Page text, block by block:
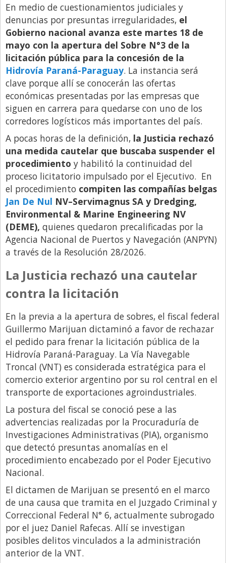
Libro de Quejas
Medios
Millonarios
Minuto Lanzamiento
Negocios
Opinion
País
Política
Publicidad y Marketing
Real Estate y Propiedades
Responsabilidad Social
Salidas
Santa Fe
Show Business
Tecnología
Tendencias
Viajes
En medio de cuestionamientos judiciales y
denuncias por presuntas irregularidades, el
Gobierno nacional avanza este martes 18 de
mayo con la apertura del Sobre N°3 de la
licitación pública para la concesión de la
Hidrovía Paraná-Paraguay. La instancia será
clave porque allí se conocerán las ofertas
económicas presentadas por las empresas que
siguen en carrera para quedarse con uno de los
corredores logísticos más importantes del país.
A pocas horas de la definición, la Justicia rechazó
una medida cautelar que buscaba suspender el
procedimiento y habilitó la continuidad del
proceso licitatorio impulsado por el Ejecutivo. En
el procedimiento compiten las compañías belgas
Jan De Nul NV–Servimagnus SA y Dredging,
Environmental & Marine Engineering NV
(DEME), quienes quedaron precalificadas por la
Agencia Nacional de Puertos y Navegación (ANPYN)
a través de la Resolución 28/2026.
La Justicia rechazó una cautelar
contra la licitación
En la previa a la apertura de sobres, el fiscal federal
Guillermo Marijuan dictaminó a favor de rechazar
el pedido para frenar la licitación pública de la
Hidrovía Paraná-Paraguay. La Vía Navegable
Troncal (VNT) es considerada estratégica para el
comercio exterior argentino por su rol central en el
transporte de exportaciones agroindustriales.
La postura del fiscal se conoció pese a las
advertencias realizadas por la Procuraduría de
Investigaciones Administrativas (PIA), organismo
que detectó presuntas anomalías en el
procedimiento encabezado por el Poder Ejecutivo
Nacional.
El dictamen de Marijuan se presentó en el marco
de una causa que tramita en el Juzgado Criminal y
Correccional Federal N° 6, actualmente subrogado
por el juez Daniel Rafecas. Allí se investigan
posibles delitos vinculados a la administración
anterior de la VNT.